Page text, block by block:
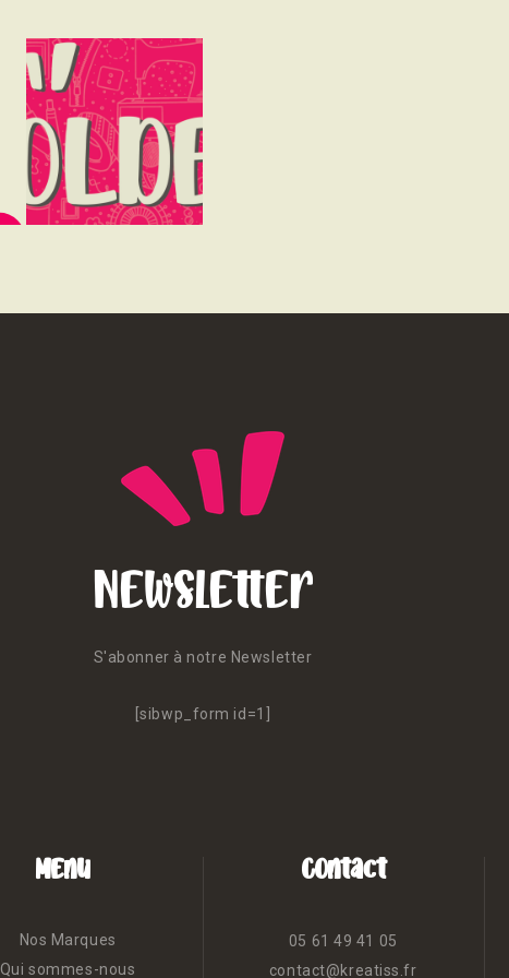
CONTACT
Newsletter
S'abonner à notre Newsletter
[sibwp_form id=1]
Menu
Nos Marques
Qui sommes-nous
Contact
05 61 49 41 05
contact@kreatiss.fr